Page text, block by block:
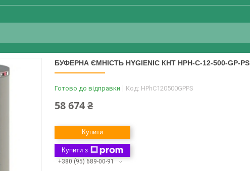
БУФЕРНА ЄМНІСТЬ HYGIENIC КНТ HPH-C-12-500-GP-PS
Готово до відправки Код: HPhC120500GPPS
58 674 ₴
Купити
Купити з
+380 (95) 689-00-91